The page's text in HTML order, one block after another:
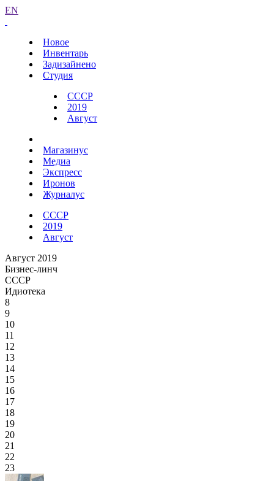
EN
Новое
Инвентарь
Задизайнено
Студия
СССР
2019
Август
Магазинус
Медиа
Экспресс
Иронов
Журналус
СССР
2019
Август
Август 2019
Бизнес-линч
СССР
Идиотека
8
9
10
11
12
13
14
15
16
17
18
19
20
21
22
23